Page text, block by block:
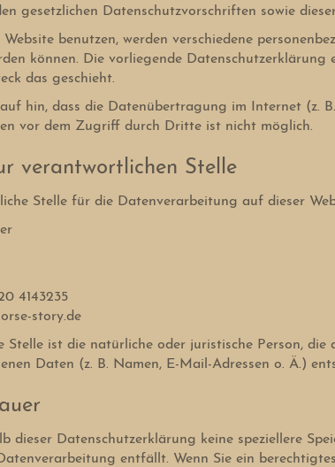
gesetzlichen Datenschutzvorschriften sowie
Website benutzen, werden verschiedene
können. Die vorliegende
das geschieht.
hin, dass die Datenübertragung im Internet (z.
vor dem Zugriff durch Dritte ist nicht möglich.
verantwortlichen Stelle
Stelle für die Datenverarbeitung auf dieser
4143235
story.de
Stelle ist die natürliche oder juristische Person,
Daten (z. B. Namen, E-Mail-Adressen o. Ä.)
dieser Datenschutzerklärung keine speziellere
entfällt. Wenn Sie ein